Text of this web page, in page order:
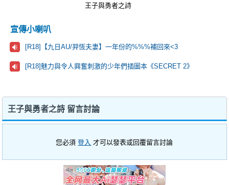
王子與勇者之詩
宣傳小喇叭
[R18]【九日AU/羿恆夫妻】一年份的%%%補回來<3
[R18]魅力與令人興奮刺激的少年們插圖本《SECRET 2》
王子與勇者之詩 留言討論
您必須登入 才可以發表或回覆留言討論